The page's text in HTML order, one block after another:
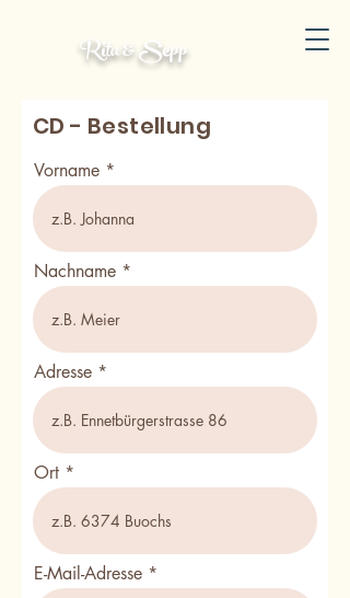
Rita & Sepp
CD - Bestellung
Vorname
Nachname
Adresse
Ort
E-Mail-Adresse